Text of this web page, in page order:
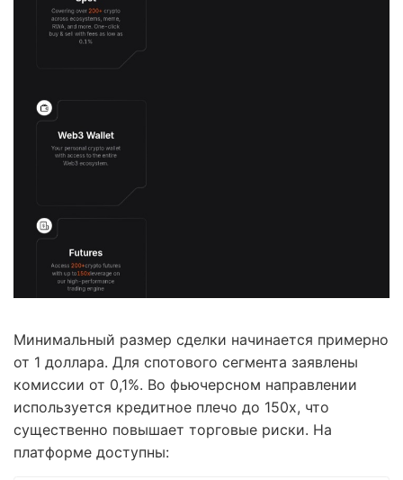
Минимальный размер сделки начинается примерно
от 1 доллара. Для спотового сегмента заявлены
комиссии от 0,1%. Во фьючерсном направлении
используется кредитное плечо до 150x, что
существенно повышает торговые риски. На
платформе доступны: